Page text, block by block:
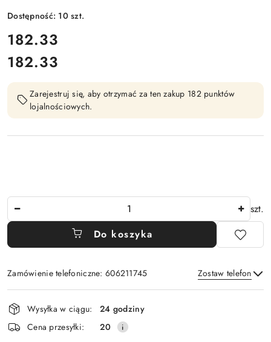
Dostępność: 10szt.
cena:
182.33
Cena:
182.33
Zarejestruj się, aby otrzymać za ten zakup 182 punktów
lojalnościowych.
szt.
Do koszyka
Zamówienie telefoniczne: 606211745 Zostaw telefon
Wyślij
Dostępność
i
dostawa
Wysyłka w ciągu:
24 godziny
Cena przesyłki:
20